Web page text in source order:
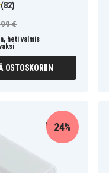
(82)
€
heti valmis
OSTOSKORIIN
24%